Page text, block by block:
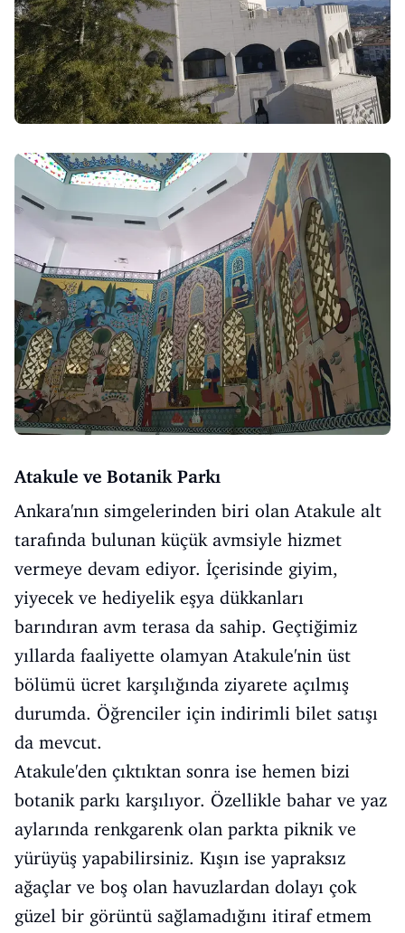
Atakule ve Botanik Parkı
Ankara'nın simgelerinden biri olan Atakule alt
tarafında bulunan küçük avmsiyle hizmet
vermeye devam ediyor. İçerisinde giyim,
yiyecek ve hediyelik eşya dükkanları
barındıran avm terasa da sahip. Geçtiğimiz
yıllarda faaliyette olamyan Atakule'nin üst
bölümü ücret karşılığında ziyarete açılmış
durumda. Öğrenciler için indirimli bilet satışı
da mevcut.
Atakule'den çıktıktan sonra ise hemen bizi
botanik parkı karşılıyor. Özellikle bahar ve yaz
aylarında renkgarenk olan parkta piknik ve
yürüyüş yapabilirsiniz. Kışın ise yapraksız
ağaçlar ve boş olan havuzlardan dolayı çok
güzel bir görüntü sağlamadığını itiraf etmem